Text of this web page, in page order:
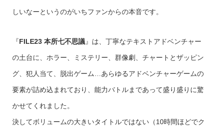
しいなーというのがいちファンからの本音です。
『FILE23 本所七不思議』は、丁寧なテキストアドベンチャー
の土台に、ホラー、ミステリー、群像劇、チャートとザッピン
グ、犯人当て、脱出ゲーム…あらゆるアドベンチャーゲームの
要素が詰め込まれており、能力バトルまであって盛り盛りに驚
かせてくれました。
決してボリュームの大きいタイトルではない（10時間ほどでク